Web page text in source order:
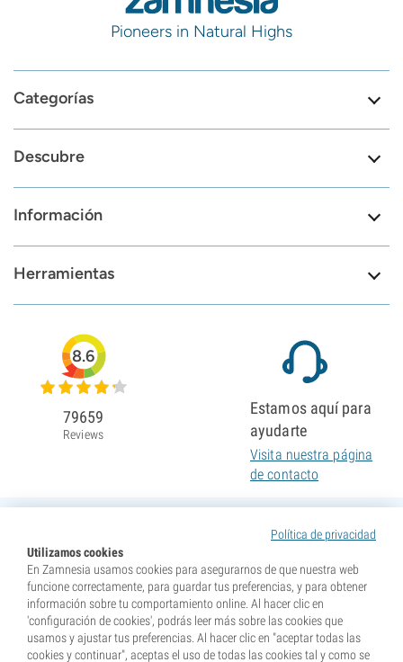
Pioneers in Natural Highs
Categorías
Descubre
Información
Herramientas
Política de privacidad
Utilizamos cookies
En Zamnesia usamos cookies para asegurarnos de que nuestra web
funcione correctamente, para guardar tus preferencias, y para obtener
información sobre tu comportamiento online. Al hacer clic en
'configuración de cookies', podrás leer más sobre las cookies que
usamos y ajustar tus preferencias. Al hacer clic en "aceptar todas las
cookies y continuar", aceptas el uso de todas las cookies tal y como se
8.6
79659
Reviews
Estamos aquí para
ayudarte
Visita nuestra página
de contacto